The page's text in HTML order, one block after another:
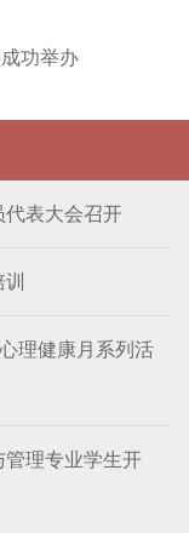
功举办
代表大会召开
理健康月系列活
管理专业学生开